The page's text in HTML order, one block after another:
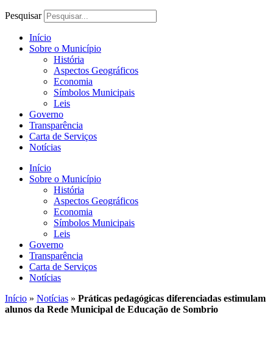
Pesquisar
Início
Sobre o Município
História
Aspectos Geográficos
Economia
Símbolos Municipais
Leis
Governo
Transparência
Carta de Serviços
Notícias
Início
Sobre o Município
História
Aspectos Geográficos
Economia
Símbolos Municipais
Leis
Governo
Transparência
Carta de Serviços
Notícias
Início » Notícias » Práticas pedagógicas diferenciadas estimulam
alunos da Rede Municipal de Educação de Sombrio